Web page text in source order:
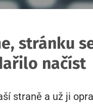
stránku
načíst
straně a už ji